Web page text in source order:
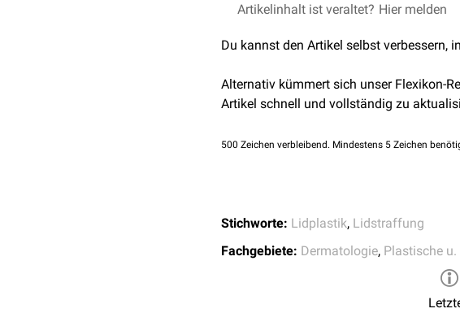
Ektropium zu vermeiden.
Blutungen,Hämatome
Haut- und Weichteilschäden
unvollständiger Lidschluss
Doppelbilder
Thrombosen,Embolien
Überkorrektur
Störungen desTränenflusses,Sicca-
Nach der Operation soll eine intensive
postoperativen Tagen sollte auf schwere
Artikelinhalt ist veraltet? Hier melden
Du kannst den Artikel selbst verbessern,
Alternativ kümmert sich unser Flexikon-
Artikel schnell und vollständig zu
500 Zeichen verbleibend. Mindestens 5 Zeichen
Stichworte: Lidplastik, Lidstraffung
Fachgebiete: Dermatologie, Plastische